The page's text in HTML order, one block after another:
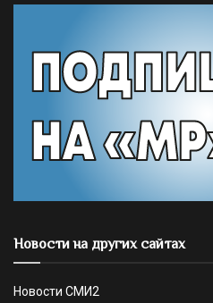
Новости на других сайтах
Новости СМИ2